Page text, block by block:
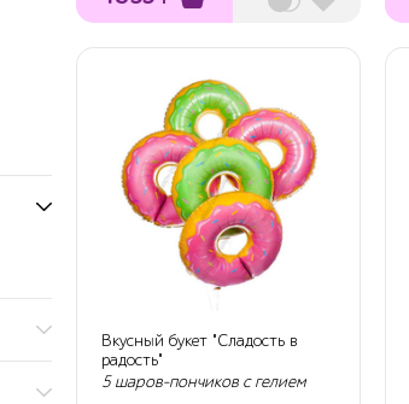
Вкусный букет "Сладость в
радость"
5 шаров-пончиков с гелием